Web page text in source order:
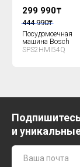
299 990₸
444 990₸
Посудомоечная
машина Bosch
SPS2HMI54Q
и